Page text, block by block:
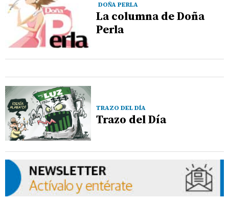
DOÑA PERLA
La columna de Doña
Perla
TRAZO DEL DÍA
Trazo del Día